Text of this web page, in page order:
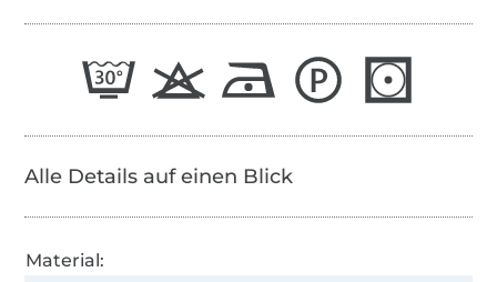
Alle Details auf einen Blick
Material: